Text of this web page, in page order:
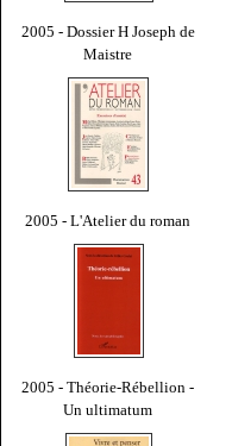
2005 - Dossier H Joseph de
Maistre
2005 - L'Atelier du roman
2005 - Théorie-Rébellion -
Un ultimatum